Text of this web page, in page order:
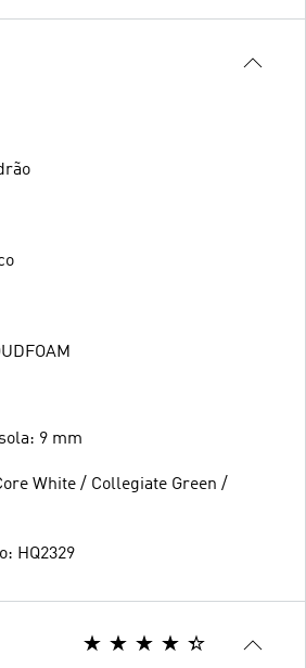
9 mm
White / Collegiate Green /
HQ2329